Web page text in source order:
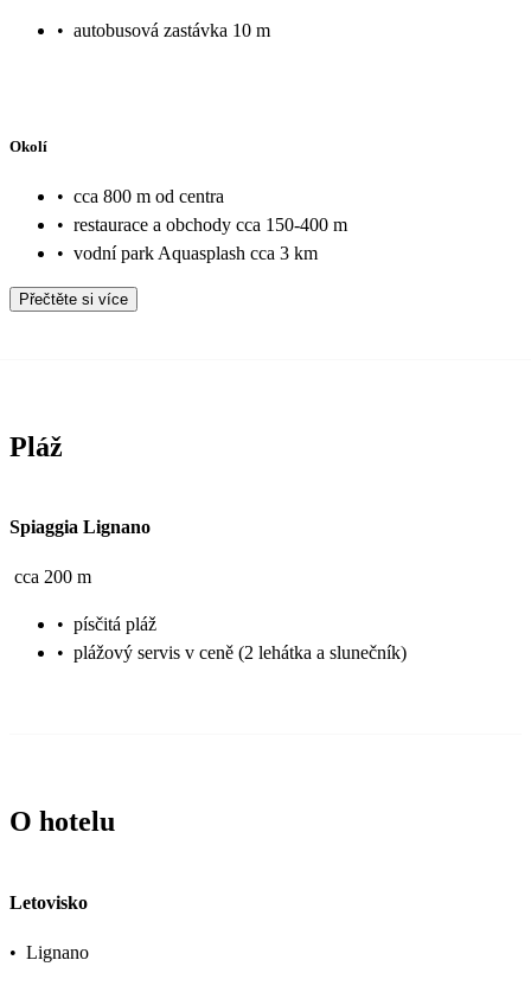
• autobusová zastávka 10 m
Okolí
• cca 800 m od centra
• restaurace a obchody cca 150-400 m
• vodní park Aquasplash cca 3 km
Přečtěte si více
Pláž
Spiaggia Lignano
cca 200 m
• písčitá pláž
• plážový servis v ceně (2 lehátka a slunečník)
O hotelu
Letovisko
• Lignano